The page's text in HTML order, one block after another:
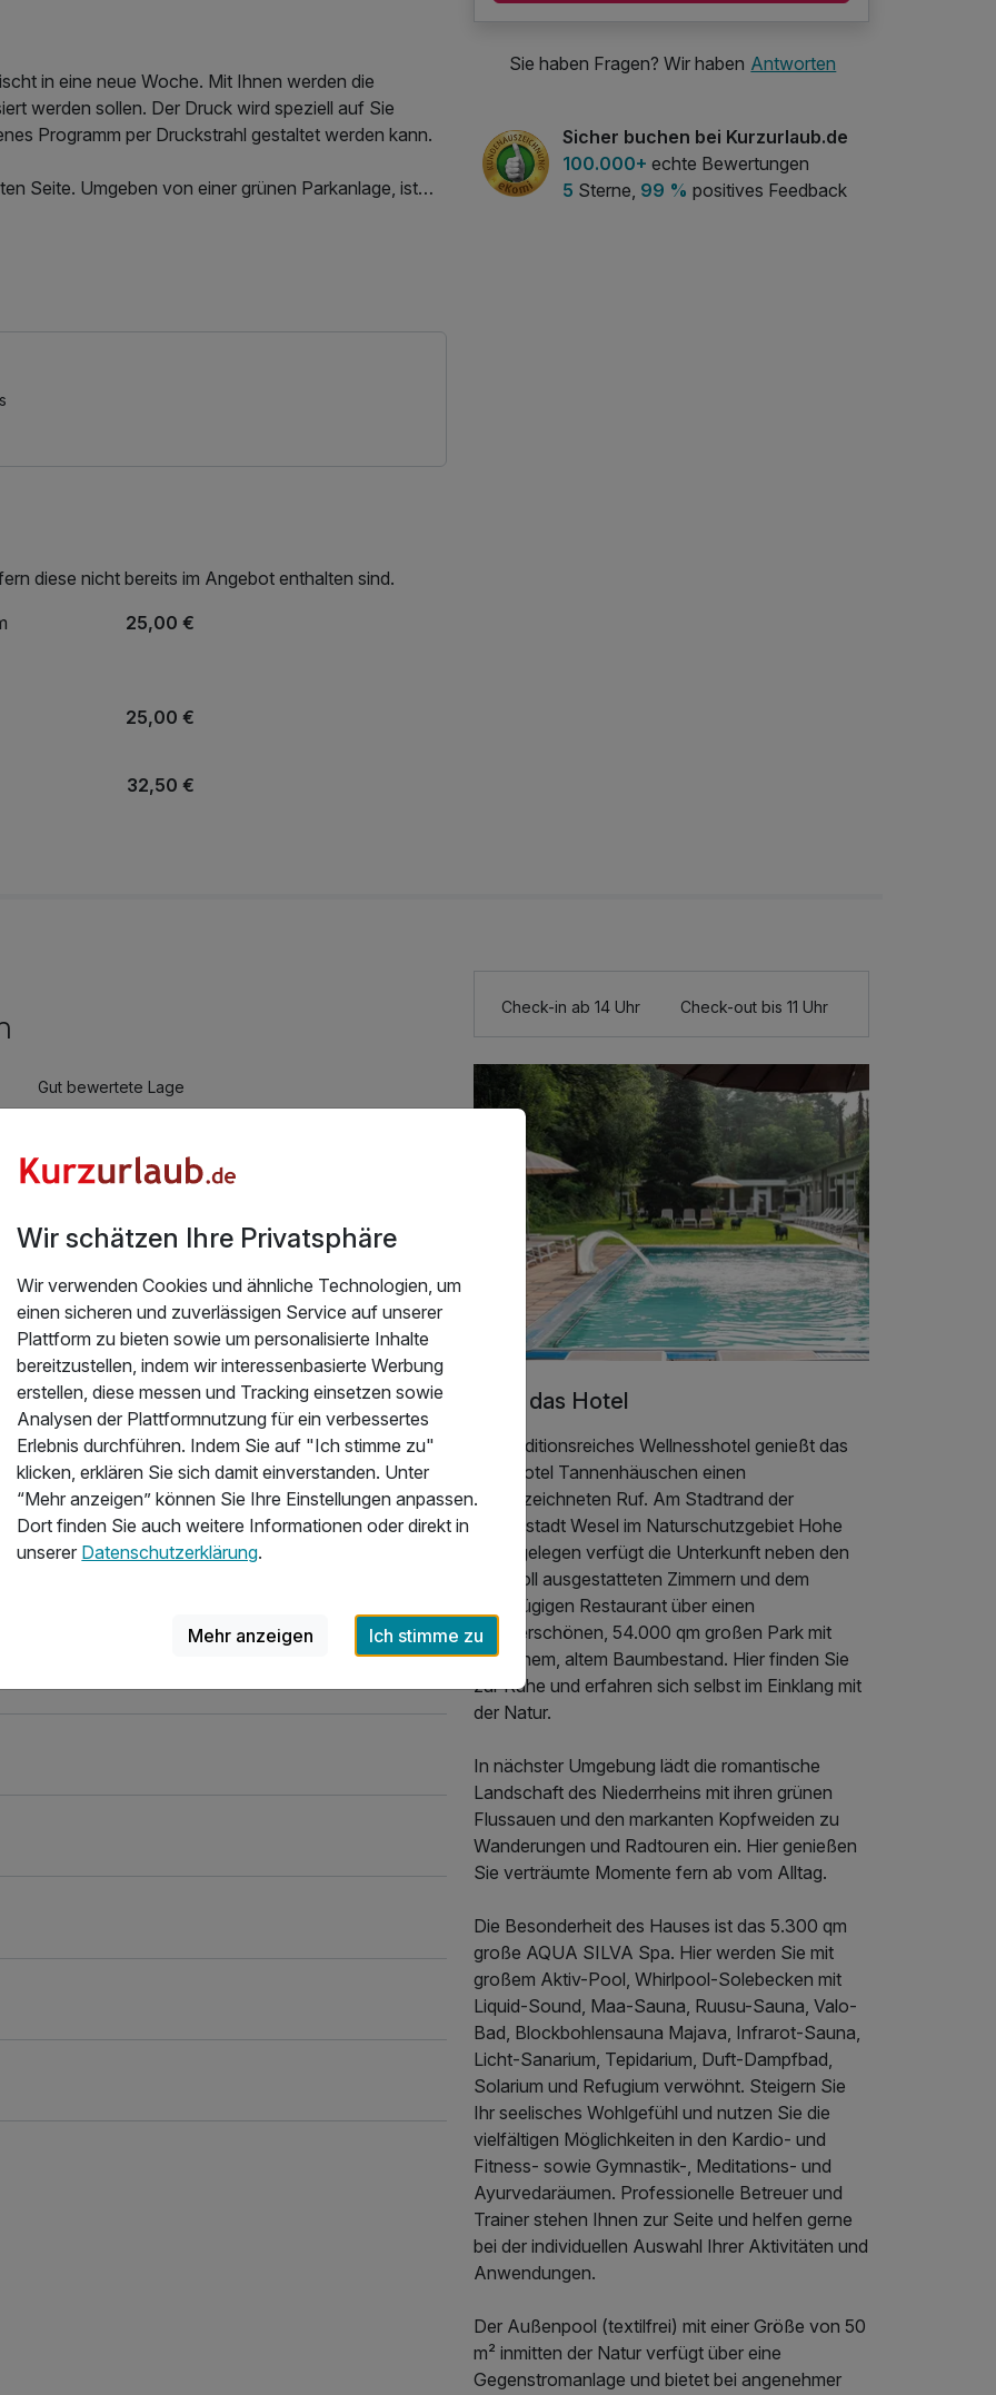
in eine neue Woche. Mit Ihnen werden die
werden sollen. Der Druck wird speziell auf Sie
Programm per Druckstrahl gestaltet werden kann.
Seite. Umgeben von einer grünen Parkanlage, ist
und Entschleunigung. Mit unserem 5.300 qm
der besonderen Art geschaffen. Ein großer
ein Outdoor-Pool, sowie zahlreiche Räume für
bis 14 Uhr zur Verfügung. Sollten Sie den
Sie eine Verlängerung für einen Aufpreis im Hotel
des Fitnessbereichs, Nutzung des
diese nicht bereits im Angebot enthalten sind.
25,00 €
25,00 €
32,50 €
Sie haben Fragen? Wir haben Antworten
Sicher buchen bei Kurzurlaub.de
100.000+ echte Bewertungen
5 Sterne, 99 % positives Feedback
Gut bewertete Lage
Fitnessgeräte stehen bereit
am Niederrhein
Selten so ein fantastisches Büffee gesehen.
Check-in ab 14 Uhr Check-out bis 11 Uhr
Über das Hotel
Als traditionsreiches Wellnesshotel genießt das
Waldhotel Tannenhäuschen einen
ausgezeichneten Ruf. Am Stadtrand der
Hansestadt Wesel im Naturschutzgebiet Hohe
Mark gelegen verfügt die Unterkunft neben den
liebevoll ausgestatteten Zimmern und dem
großzügigen Restaurant über einen
wunderschönen, 54.000 qm großen Park mit
herrlichem, altem Baumbestand. Hier finden Sie
zur Ruhe und erfahren sich selbst im Einklang mit
der Natur.
In nächster Umgebung lädt die romantische
Landschaft des Niederrheins mit ihren grünen
Flussauen und den markanten Kopfweiden zu
Wanderungen und Radtouren ein. Hier genießen
Sie verträumte Momente fern ab vom Alltag.
Die Besonderheit des Hauses ist das 5.300 qm
große AQUA SILVA Spa. Hier werden Sie mit
großem Aktiv-Pool, Whirlpool-Solebecken mit
Liquid-Sound, Maa-Sauna, Ruusu-Sauna, Valo-
Bad, Blockbohlensauna Majava, Infrarot-Sauna,
Licht-Sanarium, Tepidarium, Duft-Dampfbad,
Solarium und Refugium verwöhnt. Steigern Sie
Ihr seelisches Wohlgefühl und nutzen Sie die
vielfältigen Möglichkeiten in den Kardio- und
Fitness- sowie Gymnastik-, Meditations- und
Ayurvedaräumen. Professionelle Betreuer und
Trainer stehen Ihnen zur Seite und helfen gerne
bei der individuellen Auswahl Ihrer Aktivitäten und
Anwendungen.
Der Außenpool (textilfrei) mit einer Größe von 50
m² inmitten der Natur verfügt über eine
Gegenstromanlage und bietet bei angenehmer
Wir schätzen Ihre Privatsphäre
Wir verwenden Cookies und ähnliche Technologien, um
einen sicheren und zuverlässigen Service auf unserer
Plattform zu bieten sowie um personalisierte Inhalte
bereitzustellen, indem wir interessenbasierte Werbung
erstellen, diese messen und Tracking einsetzen sowie
Analysen der Plattformnutzung für ein verbessertes
Erlebnis durchführen. Indem Sie auf "Ich stimme zu"
klicken, erklären Sie sich damit einverstanden. Unter
“Mehr anzeigen” können Sie Ihre Einstellungen anpassen.
Dort finden Sie auch weitere Informationen oder direkt in
unserer Datenschutzerklärung.
Mehr anzeigen Ich stimme zu